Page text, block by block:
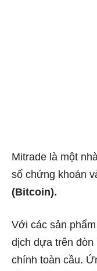
Mitrade là một
số chứng khoán
(Bitcoin).
Với các sản
dịch dựa trên
chính toàn cầu.